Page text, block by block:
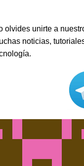
olvides unirte a
noticias,